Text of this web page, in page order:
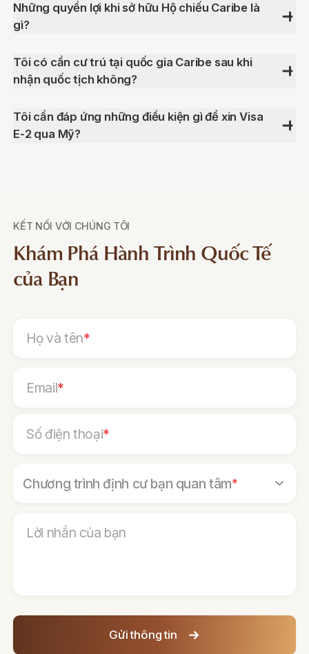
Những quyền lợi khi sở hữu Hộ chiếu Caribe là
gì?
Tôi có cần cư trú tại quốc gia Caribe sau khi
nhận quốc tịch không?
Tôi cần đáp ứng những điều kiện gì để xin Visa
E-2 qua Mỹ?
KẾT NỐI VỚI CHÚNG TÔI
Khám Phá Hành Trình Quốc Tế
của Bạn
Họ và tên*
Email*
Số điện thoại*
Chương trình định cư bạn quan tâm*
Lời nhắn của bạn
Gửi thông tin